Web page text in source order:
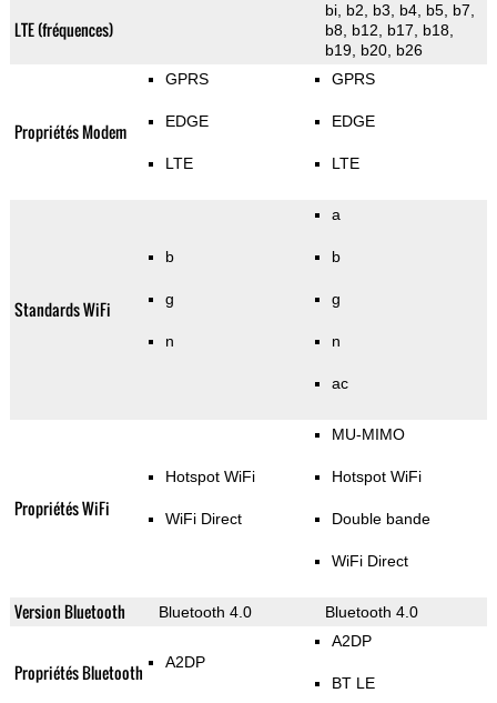
LTE (fréquences)
bi, b2, b3, b4, b5, b7,
b8, b12, b17, b18,
b19, b20, b26
Propriétés Modem
GPRS
EDGE
LTE
GPRS
EDGE
LTE
Standards WiFi
b
g
n
a
b
g
n
ac
Propriétés WiFi
Hotspot WiFi
WiFi Direct
MU-MIMO
Hotspot WiFi
Double bande
WiFi Direct
Version Bluetooth Bluetooth 4.0 Bluetooth 4.0
Propriétés Bluetooth A2DP
A2DP
BT LE